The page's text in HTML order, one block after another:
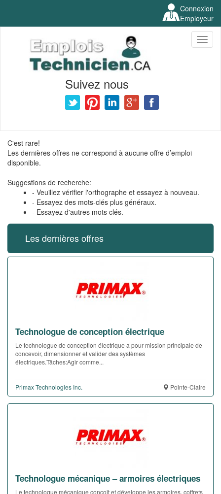
Connexion
Employeur
Suivez nous
C'est rare!
Les dernières offres ne correspond à aucune offre d’emploi
disponible.
Suggestions de recherche:
- Veuillez vérifier l'orthographe et essayez à nouveau.
- Essayez des mots-clés plus généraux.
- Essayez d'autres mots clés.
Les dernières offres
Technologue de conception électrique
Le technologue de conception électrique a pour mission principale de
concevoir, dimensionner et valider des systèmes
électriques.Tâches:Agir comme...
Primax Technologies Inc. Pointe-Claire
Technologue mécanique – armoires électriques
Le technologue mécanique conçoit et développe les armoires, coffrets